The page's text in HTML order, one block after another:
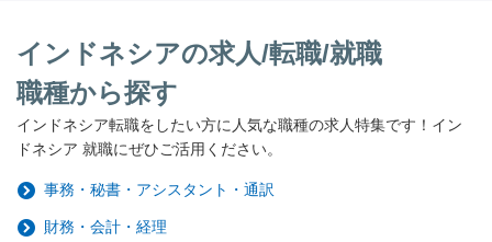
インドネシアの求人/転職/就職
職種から探す
インドネシア転職をしたい方に人気な職種の求人特集です！イン
ドネシア 就職にぜひご活用ください。
事務・秘書・アシスタント・通訳
財務・会計・経理